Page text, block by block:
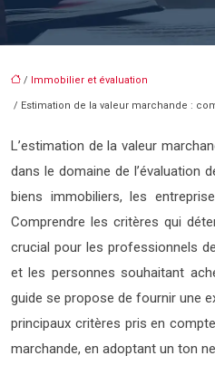
/ Immobilier et évaluation
/ Estimation de la valeur marchande :
L’estimation de la valeur
dans le domaine de l’évaluation
biens immobiliers, les
Comprendre les critères qui
crucial pour les professionnels
et les personnes souhaitant
guide se propose de fournir une
principaux critères pris en
marchande, en adoptant un ton